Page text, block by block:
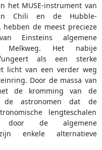
het MUSE-instrument van
in Chili en de Hubble-
hebben de meest precieze
Einsteins algemene
Melkweg. Het nabije
als een sterke
licht van een verder weg
Door de massa van
de kromming van de
de astronomen dat de
lengteschalen
door de algemene
enkele alternatieve